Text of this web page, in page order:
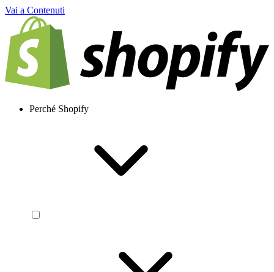
Vai a Contenuti
Perché Shopify